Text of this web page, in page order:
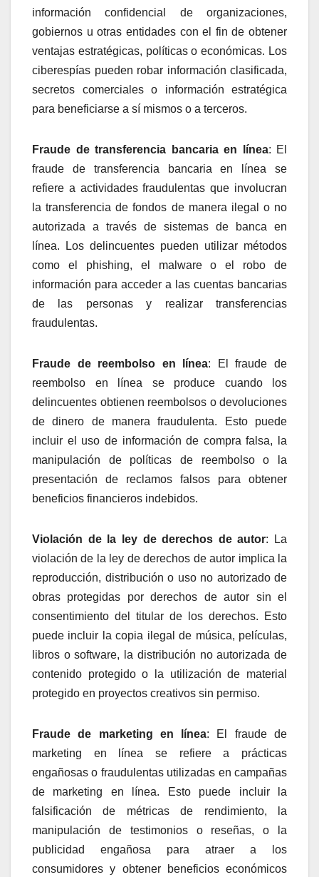
información confidencial de organizaciones,
gobiernos u otras entidades con el fin de obtener
ventajas estratégicas, políticas o económicas. Los
ciberespías pueden robar información clasificada,
secretos comerciales o información estratégica
para beneficiarse a sí mismos o a terceros.
Fraude de transferencia bancaria en línea: El
fraude de transferencia bancaria en línea se
refiere a actividades fraudulentas que involucran
la transferencia de fondos de manera ilegal o no
autorizada a través de sistemas de banca en
línea. Los delincuentes pueden utilizar métodos
como el phishing, el malware o el robo de
información para acceder a las cuentas bancarias
de las personas y realizar transferencias
fraudulentas.
Fraude de reembolso en línea: El fraude de
reembolso en línea se produce cuando los
delincuentes obtienen reembolsos o devoluciones
de dinero de manera fraudulenta. Esto puede
incluir el uso de información de compra falsa, la
manipulación de políticas de reembolso o la
presentación de reclamos falsos para obtener
beneficios financieros indebidos.
Violación de la ley de derechos de autor: La
violación de la ley de derechos de autor implica la
reproducción, distribución o uso no autorizado de
obras protegidas por derechos de autor sin el
consentimiento del titular de los derechos. Esto
puede incluir la copia ilegal de música, películas,
libros o software, la distribución no autorizada de
contenido protegido o la utilización de material
protegido en proyectos creativos sin permiso.
Fraude de marketing en línea: El fraude de
marketing en línea se refiere a prácticas
engañosas o fraudulentas utilizadas en campañas
de marketing en línea. Esto puede incluir la
falsificación de métricas de rendimiento, la
manipulación de testimonios o reseñas, o la
publicidad engañosa para atraer a los
consumidores y obtener beneficios económicos